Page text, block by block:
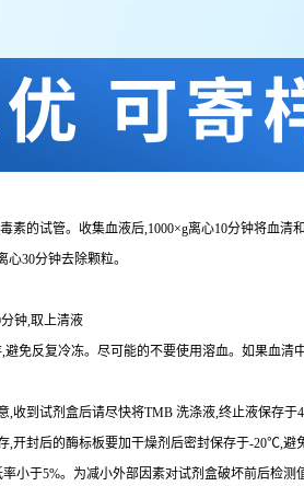
素的试管。收集血液后,1000×g离心10分钟将血清
心30分钟去除颗粒。
分钟,取上清液
避免反复冷冻。尽可能的不要使用溶血。如果血清
,收到试剂盒后请尽快将TMB 洗涤液,终止液保存于
,开封后的酶标板要加干燥剂后密封保存于-20℃,避
率小于5%。为减小外部因素对试剂盒破坏前后检